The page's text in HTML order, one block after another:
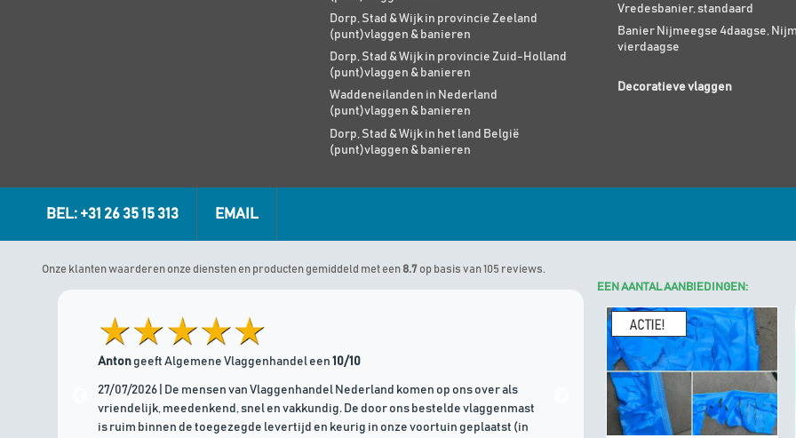
Dorp, Stad & Wijk in provincie Zeeland
(punt)vlaggen & banieren
Dorp, Stad & Wijk in provincie Zuid-Holland
(punt)vlaggen & banieren
Waddeneilanden in Nederland
(punt)vlaggen & banieren
Dorp, Stad & Wijk in het land België
(punt)vlaggen & banieren
Vredesbanier, standaard
Banier Nijmeegse 4daagse,
vierdaagse
Decoratieve vlaggen
BEL: +31 26 35 15 313 EMAIL
Onze klanten waarderen onze diensten en producten gemiddeld met een 8.7 op basis van 105 reviews.
Antongeeft Algemene Vlaggenhandel een 10/10
27/07/2026 | De mensen van Vlaggenhandel Nederland komen op ons over als
vriendelijk, meedenkend, snel en vakkundig. De door ons bestelde vlaggenmast
is ruim binnen de toegezegde levertijd en keurig in onze voortuin geplaatst (in
Marinusgeeft Algemene
21/07/2026 | Goede
EEN AANTAL AANBIEDINGEN: